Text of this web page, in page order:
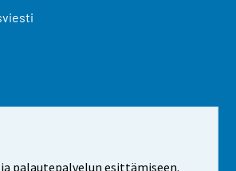
palautepalvelun esittämiseen.